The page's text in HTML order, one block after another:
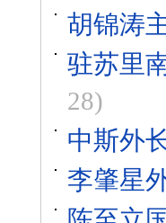
胡锦涛
驻苏里
28)
中斯外
李肇星